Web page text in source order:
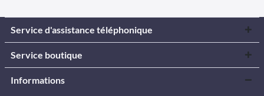
Service d'assistance téléphonique
Service boutique
Informations